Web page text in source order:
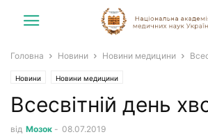
Головна Новини Новини медицини
Новини Новини медицини
Всесвітній день
від Мозок - 08.07.2019